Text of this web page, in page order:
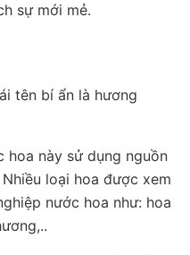
sự mới mẻ.
tên bí ẩn là hương
hoa này sử dụng nguồn
loại hoa được xem
nước hoa như: hoa